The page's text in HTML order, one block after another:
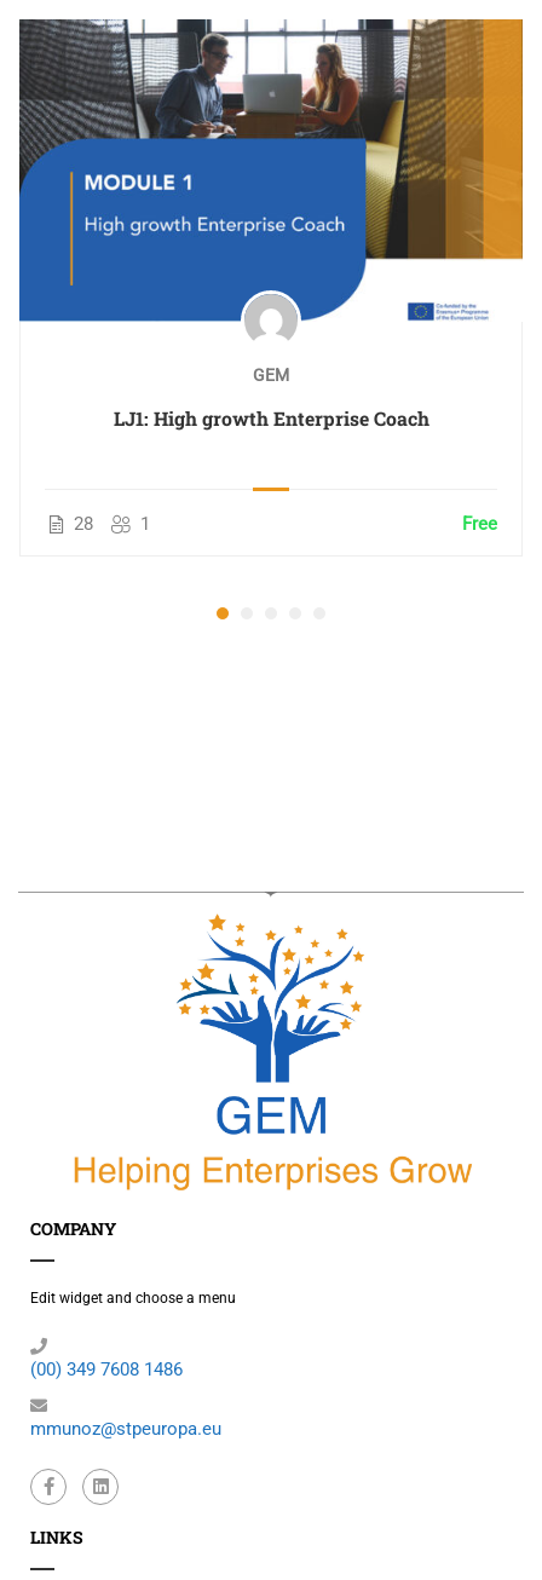
GEM
LJ1: High growth Enterprise Coach
28 1 Free
COMPANY
Edit widget and choose a menu
(00) 349 7608 1486
mmunoz@stpeuropa.eu
LINKS